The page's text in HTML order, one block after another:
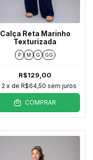
Calça Reta Marinho
Texturizada
P M G GG
R$129,00
2 x deR$64,50 sem juros
COMPRAR